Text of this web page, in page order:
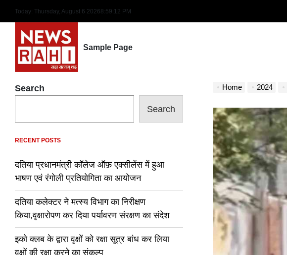
content
Today: Thursday, August 6 20268:59:13 PM
Sample Page
Home 2024
Search
Search
RECENT POSTS
दतिया प्रधानमंत्री कॉलेज ऑफ़ एक्सीलेंस में हुआ
भाषण एवं रंगोली प्रतियोगिता का आयोजन
दतिया कलेक्टर ने मत्स्य विभाग का निरीक्षण
किया,वृक्षारोपण कर दिया पर्यावरण संरक्षण का संदेश
इको क्लब के द्वारा वृक्षों को रक्षा सूत्र बांध कर लिया
वृक्षों की रक्षा करने का संकल्प